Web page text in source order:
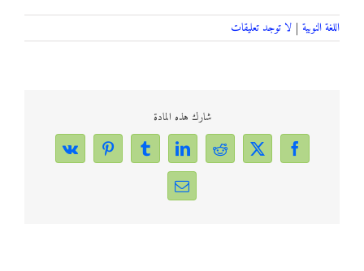
اللغة النوبية | لا توجد تعليقات
شارك هذه المادة
Facebook
X
Reddit
LinkedIn
Tumblr
Pinterest
Vk
Email